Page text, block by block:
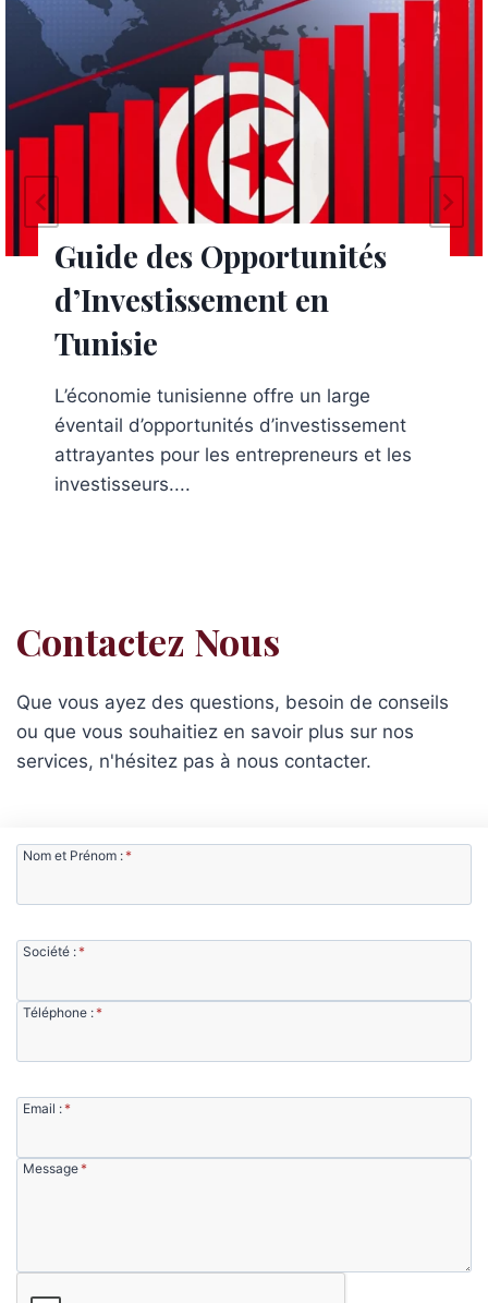
GRH : Les Meilleures
Pratiques pour Trouver les
Meilleurs Talents
Le processus de recrutement est une
composante cruciale de toute entreprise
prospère, mais trouver les...
Contactez Nous
Que vous ayez des questions, besoin de conseils
ou que vous souhaitiez en savoir plus sur nos
services, n'hésitez pas à nous contacter.
Nom et Prénom :*
Société :*
Téléphone :*
Email :*
Message*